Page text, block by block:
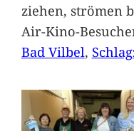
ziehen, strömen
Air-Kino-
Bad Vilbel,